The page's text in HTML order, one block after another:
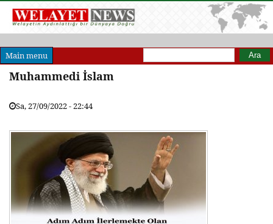
Main menu Arama formu
Ara
Muhammedi İslam
Sa, 27/09/2022 - 22:44